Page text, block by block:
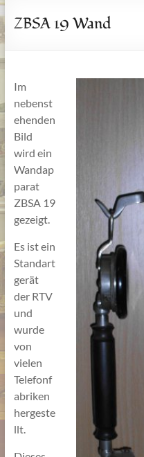
ZBSA 19 Wand
Im
nebenst
ehenden
Bild
wird ein
Wandap
parat
ZBSA 19
gezeigt.
Es ist ein
Standart
gerät
der RTV
und
wurde
von
vielen
Telefonf
abriken
hergeste
llt.